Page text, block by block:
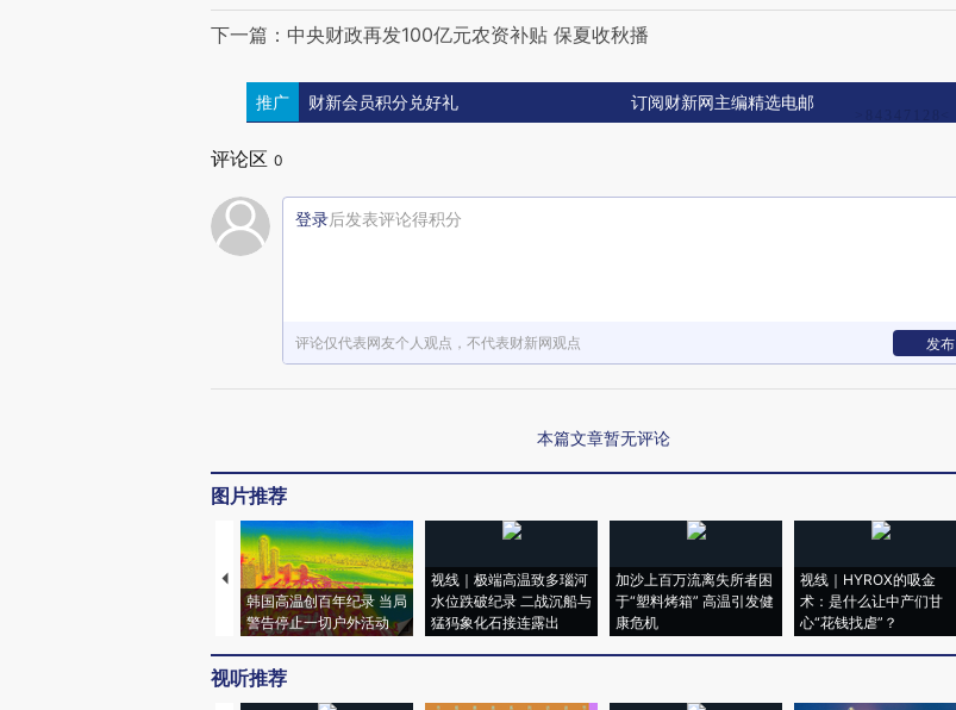
下一篇：中央财政再发100亿元农资补贴 保夏收秋播
推广 财新会员积分兑好礼 订阅财新网主编精选电邮
评论区 0
登录后发表评论得积分
评论仅代表网友个人观点，不代表财新网观点 发布
本篇文章暂无评论
图片推荐
韩国高温创百年纪录 当局
警告停止一切户外活动
视线｜极端高温致多瑙河
水位跌破纪录 二战沉船与
猛犸象化石接连露出
加沙上百万流离失所者困
于“塑料烤箱” 高温引发健
康危机
视线｜HYROX的吸金
术：是什么让中产们甘
心“花钱找虐”？
视听推荐